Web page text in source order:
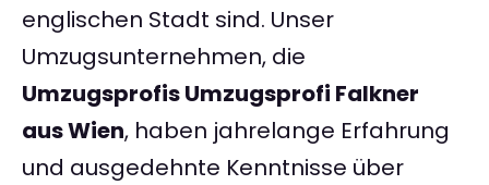
englischen Stadt sind. Unser
Umzugsunternehmen, die
Umzugsprofis Umzugsprofi Falkner
aus Wien, haben jahrelange Erfahrung
und ausgedehnte Kenntnisse über